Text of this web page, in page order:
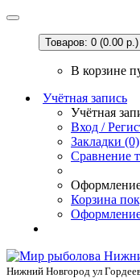
Товаров: 0 (0.00 р.)
В корзине
Учётная запись
Учётная
Вход /
Закладки (0)
Сравнение
Оформление
Корзина
Оформление
Нижний Новгород ул